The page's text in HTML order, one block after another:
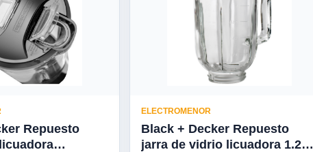
Repuesto
ELECTROMENOR
Black + Decker Repuesto
jarra de vidrio licuadora 1.25L